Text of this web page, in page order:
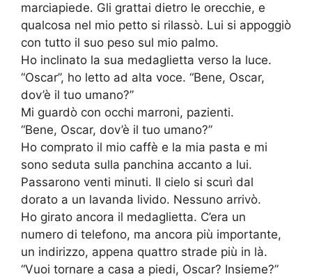
marciapiede. Gli grattai dietro le orecchie, e
qualcosa nel mio petto si rilassò. Lui si appoggiò
con tutto il suo peso sul mio palmo.
Ho inclinato la sua medaglietta verso la luce.
“Oscar”, ho letto ad alta voce. “Bene, Oscar,
dov’è il tuo umano?”
Mi guardò con occhi marroni, pazienti.
“Bene, Oscar, dov’è il tuo umano?”
Ho comprato il mio caffè e la mia pasta e mi
sono seduta sulla panchina accanto a lui.
Passarono venti minuti. Il cielo si scurì dal
dorato a un lavanda livido. Nessuno arrivò.
Ho girato ancora il medaglietta. C’era un
numero di telefono, ma ancora più importante,
un indirizzo, appena quattro strade più in là.
“Vuoi tornare a casa a piedi, Oscar? Insieme?”